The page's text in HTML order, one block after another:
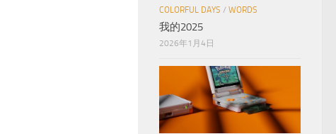
COLORFUL DAYS / WORDS
我的2025
2026年1月4日